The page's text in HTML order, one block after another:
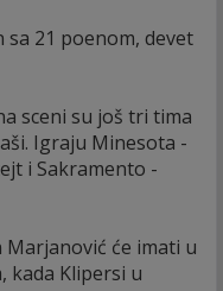
sa 21 poenom, devet
sceni su još tri tima
Igraju Minesota -
i Sakramento -
Marjanović će imati u
kada Klipersi u